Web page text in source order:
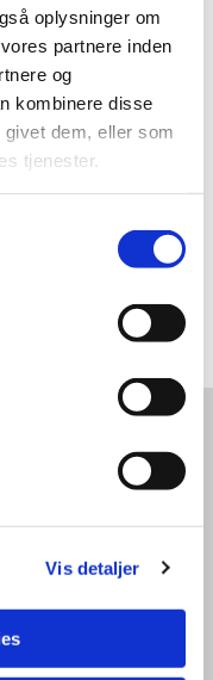
oplysninger om
partnere inden
og
kombinere disse
dem, eller som
tjenester.
Vis detaljer